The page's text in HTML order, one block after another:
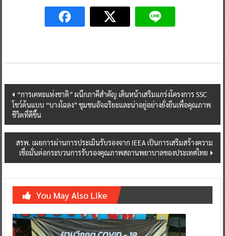
Post
navigation
“การเคหะแห่งชาติ” ผนึกภาคีสำคัญ เดินหน้าเสริมแกร่งโครงการ SSC
โชว์ต้นแบบ “บางโฉลง” ชุมชนอัจฉริยะและน่าอยู่อย่างยั่งยืนเพื่อคุณภาพ
ชีวิตที่ดีขึ้น
สรพ. เผยการผ่านการประเมินรับรองจาก IEEA เป็นการเสริมสร้างความ
เชื่อมั่นต่อกระบวนการรับรองคุณภาพสถานพยาบาลของประเทศไทย
You May Also Like